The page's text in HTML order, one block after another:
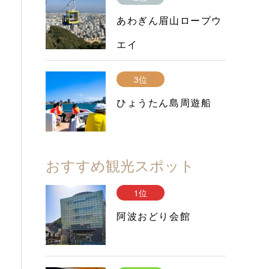
あわぎん眉山ロープウ
エイ
3位
ひょうたん島周遊船
おすすめ観光スポット
1位
阿波おどり会館